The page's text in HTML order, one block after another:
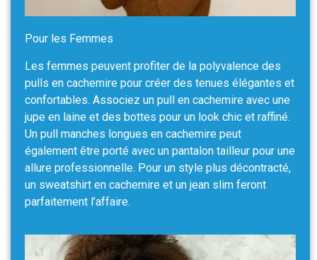
Pour les Femmes
Les femmes peuvent profiter de la polyvalence des
pulls en cachemire pour créer des tenues élégantes et
confortables. Associez un pull en cachemire avec une
jupe en laine et des bottes pour un look chic et raffiné.
Un pull manches longues en cachemire peut
également être porté avec un pantalon tailleur pour une
allure professionnelle. Pour un style plus décontracté,
un sweatshirt en cachemire et un jean slim feront
parfaitement l’affaire.